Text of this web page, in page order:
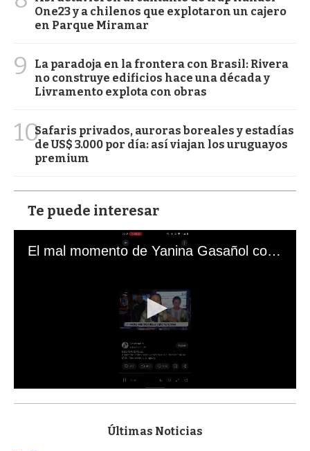
One23 y a chilenos que explotaron un cajero
en Parque Miramar
9
La paradoja en la frontera con Brasil: Rivera
no construye edificios hace una década y
Livramento explota con obras
10Safaris privados, auroras boreales y estadías
de US$ 3.000 por día: así viajan los uruguayos
premium
Te puede interesar
El mal momento de Yanina Gasañol con un hincha argentino en "Subrayado"
s
Últimas Noticias